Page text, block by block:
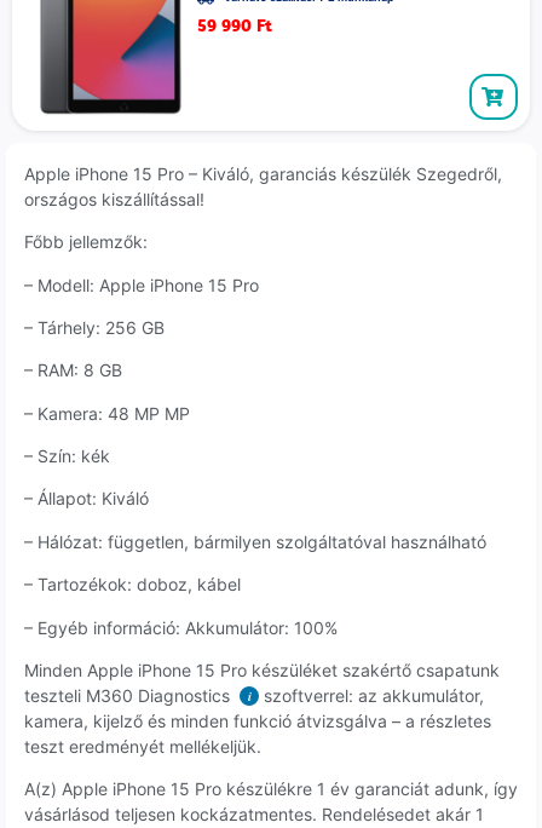
59 990 Ft
Apple iPhone 15 Pro – Kiváló, garanciás készülék Szegedről,
országos kiszállítással!
Főbb jellemzők:
– Modell: Apple iPhone 15 Pro
– Tárhely: 256 GB
– RAM: 8 GB
– Kamera: 48 MP MP
– Szín: kék
– Állapot: Kiváló
– Hálózat: független, bármilyen szolgáltatóval használható
– Tartozékok: doboz, kábel
– Egyéb információ: Akkumulátor: 100%
Minden Apple iPhone 15 Pro készüléket szakértő csapatunk
teszteli M360 Diagnostics
i
szoftverrel: az akkumulátor,
kamera, kijelző és minden funkció átvizsgálva – a részletes
teszt eredményét mellékeljük.
A(z) Apple iPhone 15 Pro készülékre 1 év garanciát adunk, így
vásárlásod teljesen kockázatmentes. Rendelésedet akár 1